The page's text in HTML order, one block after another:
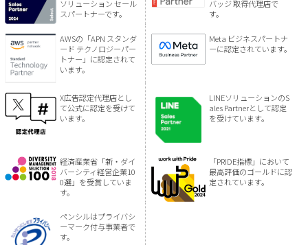
ソリューション セール
スパートナーです。
バッジ 取得代理店で
す。
AWSの「APN スタンダ
ード テクノロジーパー
トナー」に認定されて
います。
Meta ビジネスパートナ
ーに認定されています。
X広告認定代理店とし
て公式に認定を受けて
います。
LINEソリューションのS
ales Partnerとして認定
を受けています。
経済産業省「新・ダイ
バーシティ経営企業10
0選」を受賞していま
す。
「PRIDE指標」において
最高評価のゴールドに認
定されています。
ペンシルはプライバシ
ーマーク付与事業者で
す。